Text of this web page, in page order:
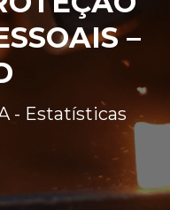
–
- Estatísticas